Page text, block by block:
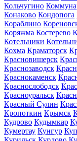
Кольчугино
Конаково Кондопога
Кораблино
Коряжма Костерево
Котельники
Кохма Краматорск
Красновишерск
Краснозаводск
Краснокаменск
Краснослободск
Красноуральск
Красный Сулин
Кропоткин Крымск
Кудрово Кудымкар
Кумертау Кунгур